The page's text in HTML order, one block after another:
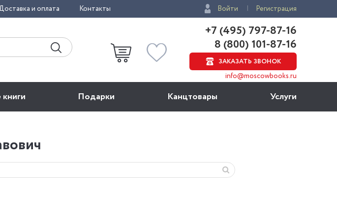
и оплата Контакты Войти Регистрация
+7 (495) 797-87-16
8 (800) 101-87-16
ЗАКАЗАТЬ ЗВОНОК
info@moscowbooks.ru
Подарки Канцтовары Услуги